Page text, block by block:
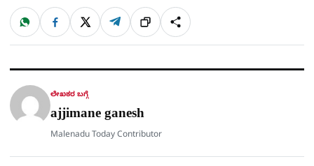
ಹಂಚಿಕೊಳ್ಳಿ
W
a
t
p
p
F
c
e
o
k
X T
l
e
a
m
ಲಿಂ
ಕ್
S
h
a
ಲೇಖಕರ ಬಗ್ಗೆ
ajjimane ganesh
Malenadu Today Contributor